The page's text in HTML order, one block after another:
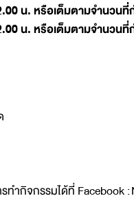
น. หรือเต็มตามจำนวน
น. หรือเต็มตามจำนวน
กิจกรรมได้ที่ Facebook :